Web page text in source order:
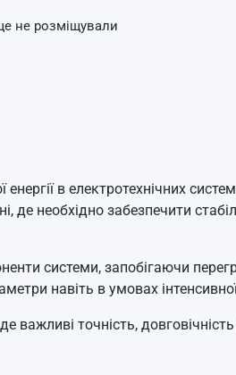
не розміщували
в електротехнічних
де необхідно забезпечити
системи, запобігаючи
навіть в умовах інтенсивної
точність,